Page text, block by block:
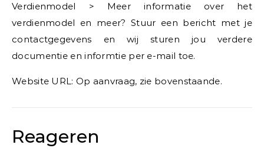
Verdienmodel > Meer informatie over het
verdienmodel en meer? Stuur een bericht met je
contactgegevens en wij sturen jou verdere
documentie en informtie per e-mail toe.
Website URL: Op aanvraag, zie bovenstaande.
Reageren